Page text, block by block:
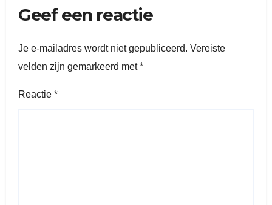
Geef een reactie
Je e-mailadres wordt niet gepubliceerd. Vereiste
velden zijn gemarkeerd met*
Reactie *